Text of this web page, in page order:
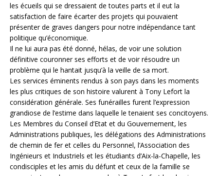
les écueils qui se dressaient de toutes parts et il eut la
satisfaction de faire écarter des projets qui pouvaient
présenter de graves dangers pour notre indépendance tant
politique qu’économique.
Il ne lui aura pas été donné, hélas, de voir une solution
définitive couronner ses efforts et de voir résoudre un
problème qui le hantait jusqu’à la veille de sa mort.
Les services éminents rendus à son pays dans les moments
les plus critiques de son histoire valurent à Tony Lefort la
considération générale. Ses funérailles furent l’expression
grandiose de l’estime dans laquelle le tenaient ses concitoyens.
Les Membres du Conseil d’Etat et du Gouvernement, les
Administrations publiques, les délégations des Administrations
de chemin de fer et celles du Personnel, l’Association des
Ingénieurs et Industriels et les étudiants d’Aix-la-Chapelle, les
condisciples et les amis du défunt et ceux de la famille se